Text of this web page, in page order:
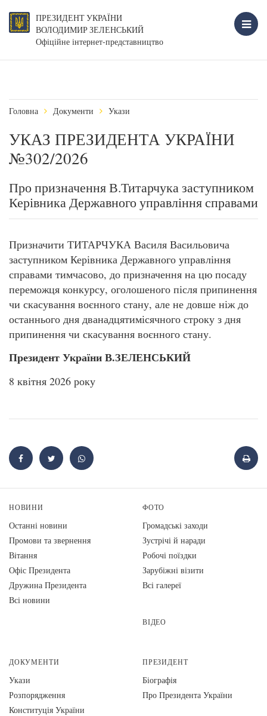
ПРЕЗИДЕНТ УКРАЇНИ
ВОЛОДИМИР ЗЕЛЕНСЬКИЙ
Офіційне інтернет-представництво
Головна Документи Укази
УКАЗ ПРЕЗИДЕНТА УКРАЇНИ
№302/2026
Про призначення В.Титарчука заступником
Керівника Державного управління справами
Призначити ТИТАРЧУКА Василя Васильовича
заступником Керівника Державного управління
справами тимчасово, до призначення на цю посаду
переможця конкурсу, оголошеного після припинення
чи скасування воєнного стану, але не довше ніж до
останнього дня дванадцятимісячного строку з дня
припинення чи скасування воєнного стану.
Президент України В.ЗЕЛЕНСЬКИЙ
8 квітня 2026 року
НОВИНИ
Останні новини
Промови та звернення
Вiтання
Офіс Президента
Дружина Президента
Всі новини
ФОТО
Громадські заходи
Зустрічі й наради
Робочі поїздки
Зарубіжні візити
Всі галереї
ВІДЕО
ДОКУМЕНТИ
Укази
Розпорядження
Конституція України
ПРЕЗИДЕНТ
Біографія
Про Президента України